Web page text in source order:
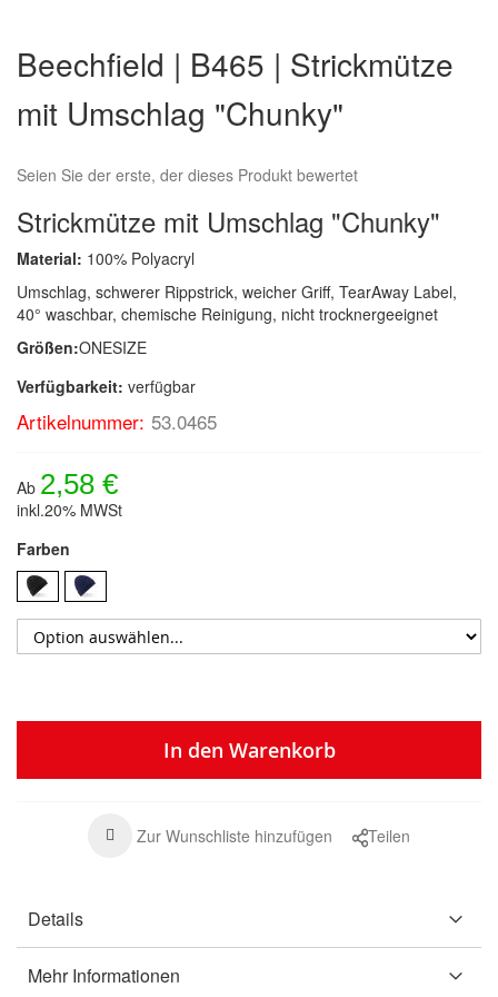
der
Bildergalerie
springen
Beechfield | B465 | Strickmütze
mit Umschlag "Chunky"
Seien Sie der erste, der dieses Produkt bewertet
Strickmütze mit Umschlag "Chunky"
Material: 100% Polyacryl
Umschlag, schwerer Rippstrick, weicher Griff, TearAway Label,
40° waschbar, chemische Reinigung, nicht trocknergeeignet
Größen:ONESIZE
Verfügbarkeit: verfügbar
Artikelnummer: 53.0465
Ab 2,58 €
inkl.20% MWSt
Farben
In den Warenkorb
Zur Wunschliste hinzufügen Teilen
Details
Mehr Informationen